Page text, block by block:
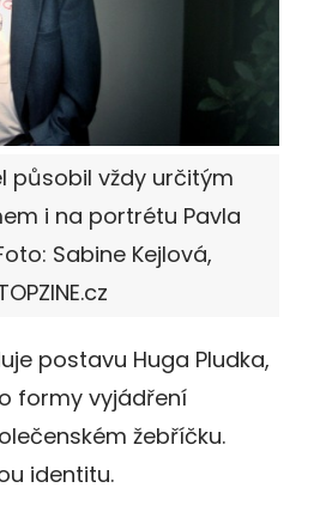
působil vždy určitým
i na portrétu Pavla
Sabine Kejlová,
postavu Huga Pludka,
formy vyjádření
žebříčku.
identitu.